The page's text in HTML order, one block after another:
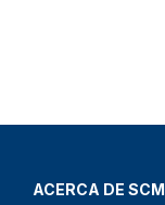
ACERCA DE SCM